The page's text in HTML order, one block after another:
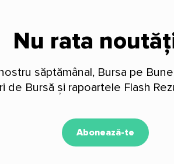
Nu rata
săptămânal, Bursa pe
de Bursă și rapoartele Flash
Abonează-te